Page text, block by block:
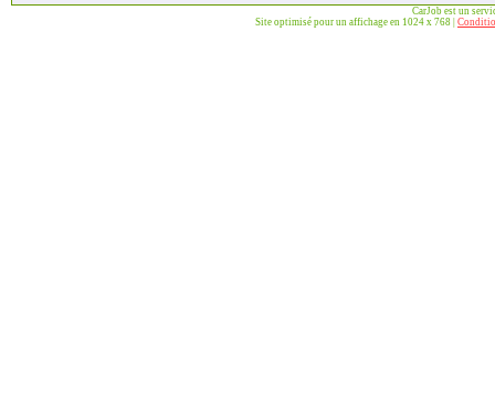
CarJob est un
Site optimisé pour un affichage en 1024 x 768 |